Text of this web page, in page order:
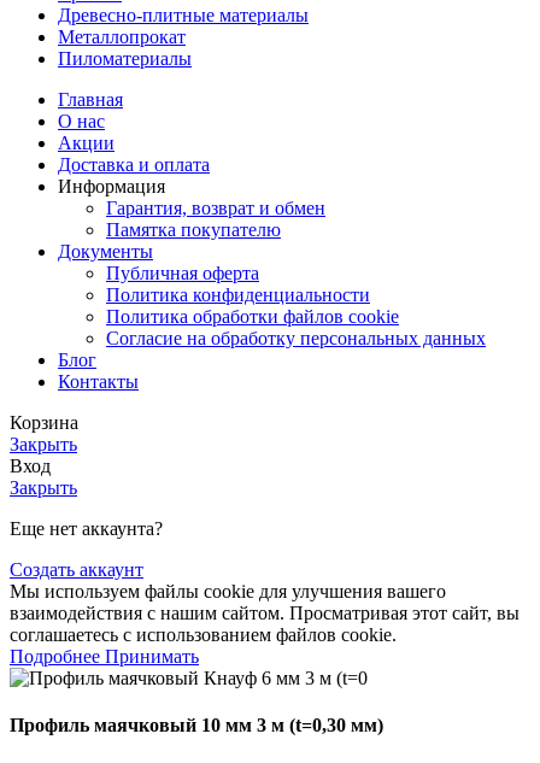
Древесно-плитные материалы
Металлопрокат
Пиломатериалы
Главная
О нас
Акции
Доставка и оплата
Информация
Гарантия, возврат и обмен
Памятка покупателю
Документы
Публичная оферта
Политика конфиденциальности
Политика обработки файлов cookie
Согласие на обработку персональных данных
Блог
Контакты
Корзина
Закрыть
Вход
Закрыть
Еще нет аккаунта?
Создать аккаунт
Мы используем файлы cookie для улучшения вашего
взаимодействия с нашим сайтом. Просматривая этот сайт, вы
соглашаетесь с использованием файлов cookie.
Подробнее Принимать
Профиль маячковый 10 мм 3 м (t=0,30 мм)